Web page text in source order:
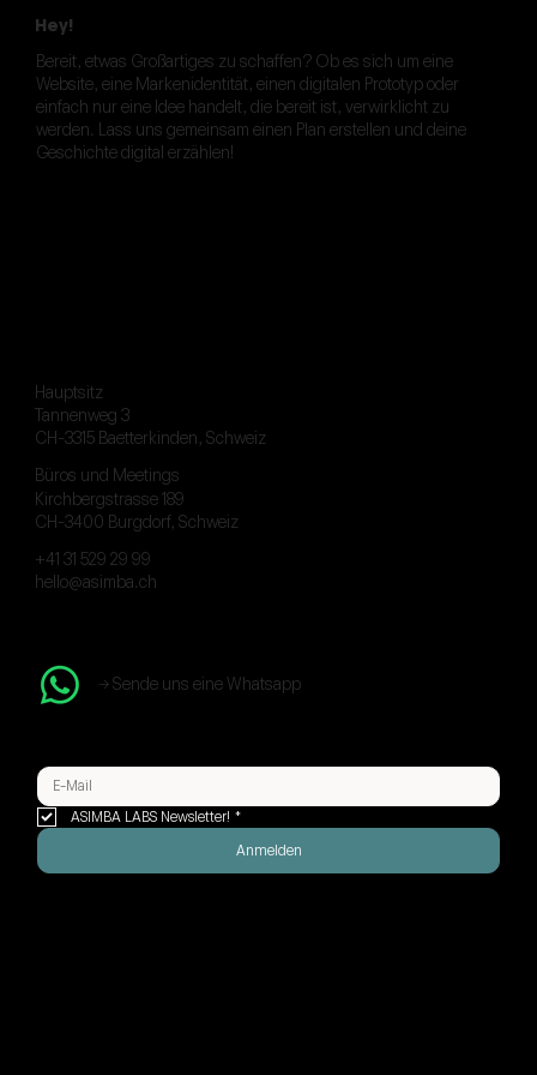
Hauptsitz
Tannenweg 3
CH-3315 Baetterkinden, Schweiz
Büros und Meetings
Kirchbergstrasse 189
CH-3400 Burgdorf, Schweiz
+41 31 529 29 99
hello@asimba.ch
→ Sende uns eine Whatsapp
ASIMBA LABS Newsletter! *
Anmelden
Hey!
Bereit, etwas Großartiges zu schaffen? Ob es sich um eine
Website, eine Markenidentität, einen digitalen Prototyp oder
einfach nur eine Idee handelt, die bereit ist, verwirklicht zu
werden. Lass uns gemeinsam einen Plan erstellen und deine
Geschichte digital erzählen!